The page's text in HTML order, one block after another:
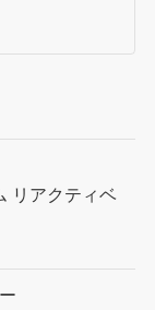
リアクティベ